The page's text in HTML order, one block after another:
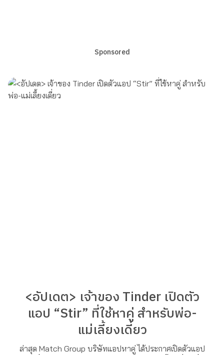
Sponsored
<อัปเดต> เจ้าของ Tinder เปิดตัว
แอป “Stir” ที่ใช้หาคู่ สำหรับพ่อ-
แม่เลี้ยงเดี่ยว
ล่าสุด Match Group บริษัทแอปหาคู่ ได้ประกาศเปิดตัวแอป